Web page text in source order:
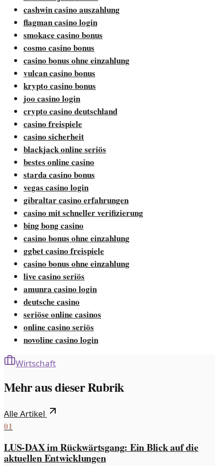
cashwin casino auszahlung
flagman casino login
smokace casino bonus
cosmo casino bonus
casino bonus ohne einzahlung
vulcan casino bonus
krypto casino bonus
joo casino login
crypto casino deutschland
casino freispiele
casino sicherheit
blackjack online seriös
bestes online casino
starda casino bonus
vegas casino login
gibraltar casino erfahrungen
casino mit schneller verifizierung
bing bong casino
casino bonus ohne einzahlung
ggbet casino freispiele
casino bonus ohne einzahlung
live casino seriös
amunra casino login
deutsche casino
seriöse online casinos
online casino seriös
novoline casino login
Wirtschaft
Mehr aus dieser Rubrik
Alle Artikel
01
LUS-DAX im Rückwärtsgang: Ein Blick auf die
aktuellen Entwicklungen